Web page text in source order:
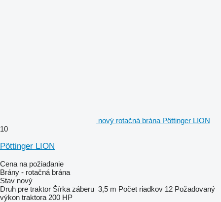
nový rotačná brána Pöttinger LION
10
Pöttinger LION
Cena na požiadanie
Brány - rotačná brána
Stav nový
Druh pre traktor Šírka záberu 3,5 m Počet riadkov 12 Požadovaný
výkon traktora 200 HP